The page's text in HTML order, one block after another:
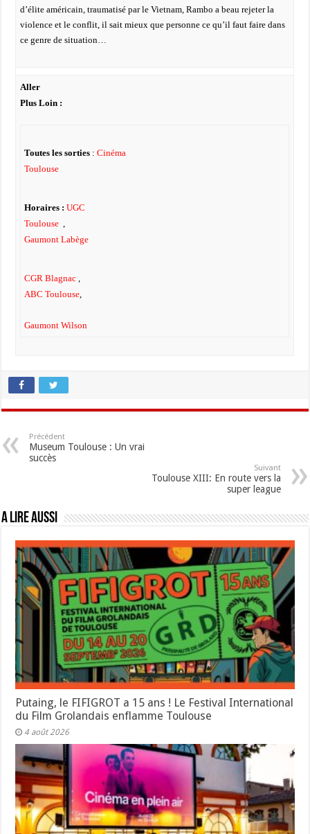
d’élite américain, traumatisé par le Vietnam, Rambo a beau rejeter la
violence et le conflit, il sait mieux que personne ce qu’il faut faire dans
ce genre de situation…
Aller
Plus Loin :
Toutes les sorties :Cinéma
Toulouse
Horaires : UGC
Toulouse ,
Gaumont Labège
CGR Blagnac ,
ABC Toulouse,
Gaumont Wilson
Précédent
Museum Toulouse : Un vrai
succès
Suivant
Toulouse XIII: En route vers la
super league
A lire aussi
Putaing, le FIFIGROT a 15 ans ! Le Festival International
du Film Grolandais enflamme Toulouse
4 août 2026